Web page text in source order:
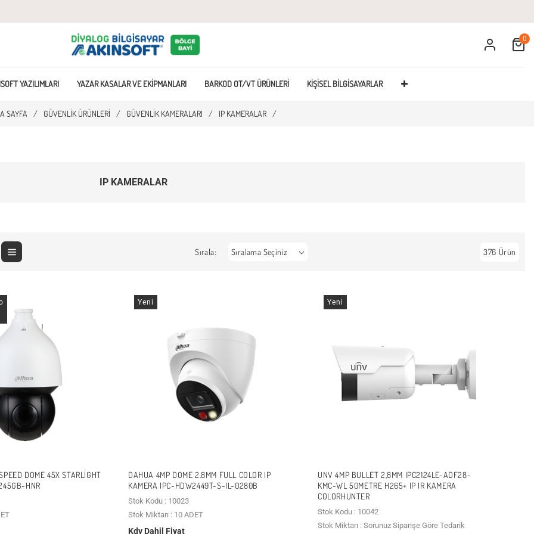
YAZILIMLARI YAZAR KASALAR VE EKIPMANLARI BARKOD OT/VT ÜRÜNLERI KIŞISEL BILGISAYARLAR
Cart
0
SAYFA / GÜVENLIK ÜRÜNLERI / GÜVENLIK KAMERALARI / IP KAMERALAR /
IP KAMERALAR
Sırala: 376 Ürün
DOME 45X STARLIGHT
HNR
Yeni
DAHUA 4MP DOME 2.8MM FULL COLOR IP
KAMERA IPC-HDW2449T-S-IL-0280B
Stok Kodu : 10023
Stok Miktarı : 10 ADET
Kdv Dahil Fiyat
Yeni
UNV 4MP BULLET 2,8MM IPC2124LE-ADF28-
KMC-WL 50METRE H265+ IP IR KAMERA
COLORHUNTER
Stok Kodu : 10042
Stok Miktarı : Sorunuz Siparişe Göre Tedarik